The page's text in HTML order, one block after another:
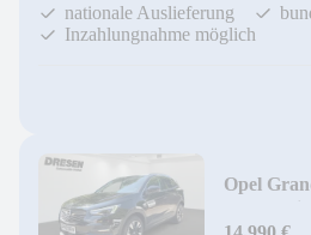
nationale Auslieferung
Inzahlungnahme möglich
Opel